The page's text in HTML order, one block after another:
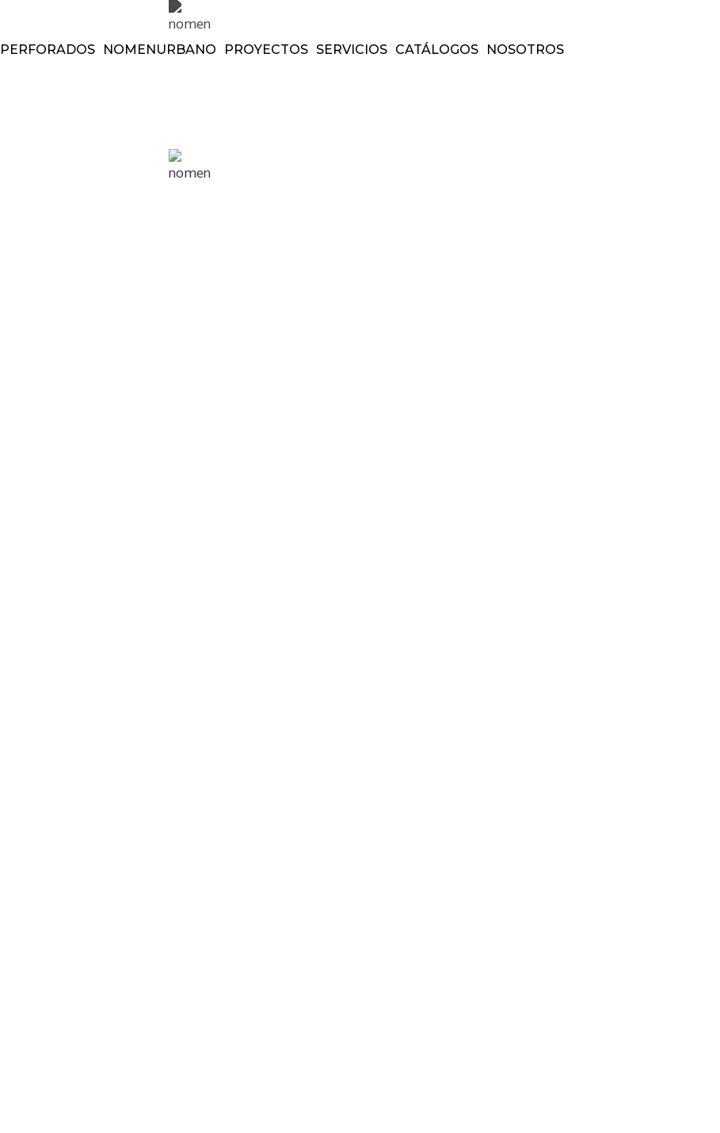
PERFORADOS NOMENURBANO PROYECTOS SERVICIOS CATÁLOGOS NOSOTROS